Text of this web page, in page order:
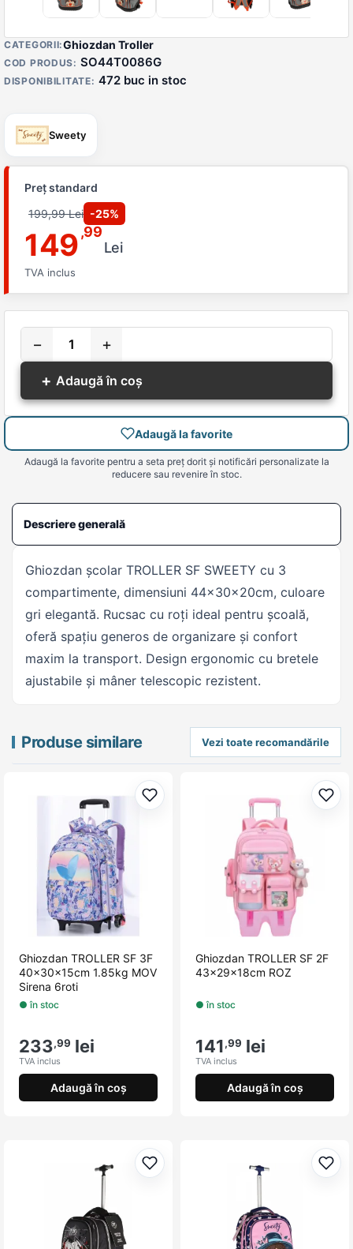
Detalii produs
CATEGORII:Ghiozdan Troller
COD PRODUS: SO44T0086G
DISPONIBILITATE: 472 buc in stoc
Sweety
Preț standard
199,99 Lei -25%
149,99
Lei
TVA inclus
−
+
+ Adaugă în coș
Adaugă la favorite
Adaugă la favorite pentru a seta preț dorit și notificări personalizate la
reducere sau revenire în stoc.
Descriere generală
Ghiozdan școlar TROLLER SF SWEETY cu 3
compartimente, dimensiuni 44x30x20cm, culoare
gri elegantă. Rucsac cu roți ideal pentru școală,
oferă spațiu generos de organizare și confort
maxim la transport. Design ergonomic cu bretele
ajustabile și mâner telescopic rezistent.
Produse similare Vezi toate recomandările
Adaugă la favorite
Ghiozdan TROLLER SF 3F
40x30x15cm 1.85kg MOV
Sirena 6roti
● în stoc
233,99 lei
TVA inclus
Adaugă în coș
Ghiozdan TROLLER SF 2F
43x29x18cm ROZ
● în stoc
141,99 lei
TVA inclus
Adaugă în coș
Adaugă la favorite